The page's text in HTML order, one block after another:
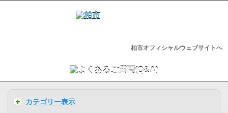
柏市オフィシャルウェブサイトへ
カテゴリー表示